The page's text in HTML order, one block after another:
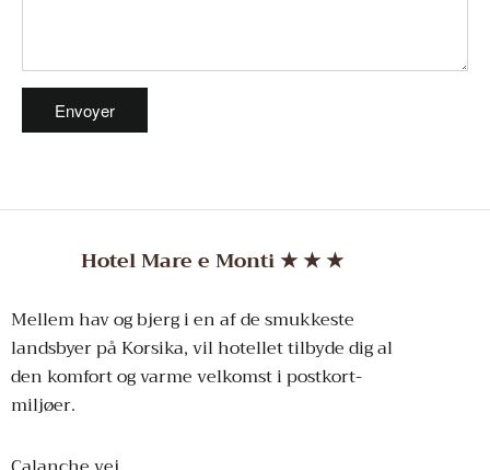
Hotel Mare e Monti★★★
Mellem hav og bjerg i en af de smukkeste
landsbyer på Korsika, vil hotellet tilbyde dig al
den komfort og varme velkomst i postkort-
miljøer.